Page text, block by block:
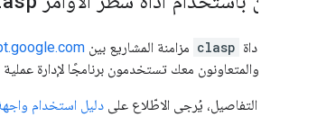
تتيح لك أداة clasp مزامنة المشاريع بين
كنت أنت والمتعاونون معك تستخدمون برنامجًا لإدارة
لمزيد من التفاصيل، يُرجى الاطّلاع على دليل استخدام